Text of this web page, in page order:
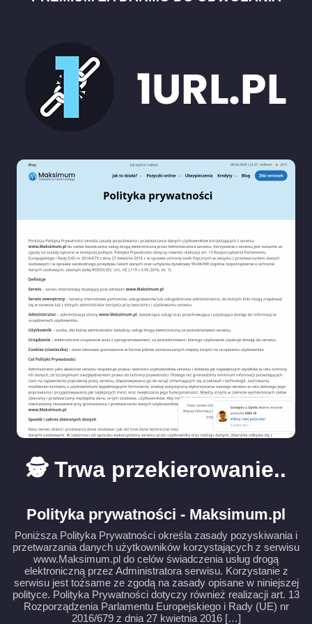
🕵️ Trwa przekierowanie..
Polityka prywatności - Maksimum.pl
Poniższa Polityka Prywatności określa zasady pozyskiwania i
przetwarzania danych użytkowników korzystających z serwisu
www.Maksimum.pl do celów świadczenia usług drogą
elektroniczną przez Administratora serwisu. Korzystanie z
serwisu jest tożsame ze zgodą na zasady opisane w niniejszej
polityce. Polityka Prywatności dotyczy również realizacji art. 13
Rozporządzenia Parlamentu Europejskiego i Rady (UE) nr
2016/679 z dnia 27 kwietnia 2016 […]